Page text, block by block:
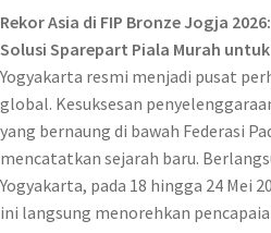
Rekor Asia di FIP Bronze Jogja
Solusi Sparepart Piala Murah
Yogyakarta resmi menjadi pusat
global. Kesuksesan
yang bernaung di bawah Federasi
mencatatkan sejarah baru.
Yogyakarta, pada 18 hingga 24 Mei
ini langsung menorehkan